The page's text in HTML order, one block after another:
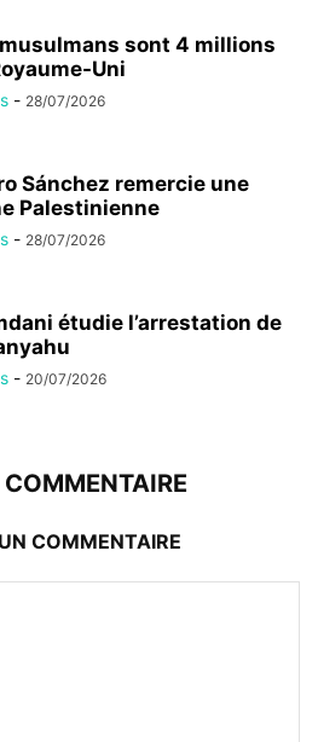
sont 4 millions
Uni
- 28/07/2026
Sánchez remercie une
Palestinienne
- 28/07/2026
étudie l’arrestation de
- 20/07/2026
COMMENTAIRE